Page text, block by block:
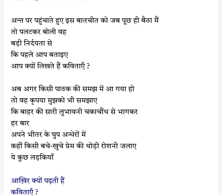
अन्त पर पहुंचाते हुए इस बातचीत को जब पूछ ही बैठा मैं
तो पलटकर बोली वह
बड़ी निर्दयता से
कि पहले आप बताइए
आप क्यों लिखते हैं कविताएँ ?
अब अगर किसी पाठक की समझ में आ गया हो
तो वह कृपया मुझको भी समझाए
कि बाहर की सारी लुभावनी चकाचौंध से भागकर
हर बार
अपने भीतर के घुप अन्धेरों में
कहीं किसी बचे-खुचे प्रेम की थोड़ी रोशनी जलाए
ये कुछलड़कियाँ
आख़िर क्यों पढ़ती हैं
कविताएँ ?